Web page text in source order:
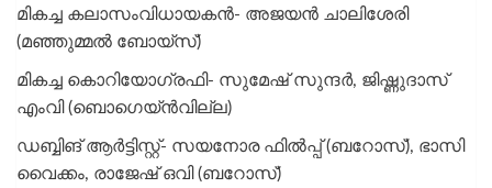
മികച്ച കലാസംവിധായകൻ- അജയൻ ചാലിശേരി
(മഞ്ഞുമ്മൽ ബോയ്സ്)
മികച്ച കൊറിയോഗ്രഫി- സുമേഷ് സുന്ദര്‍, ജിഷ്ണുദാസ്
എംവി (ബൊഗെയ്ന്‍വില്ല)
ഡബ്ബിങ് ആര്‍ട്ടിസ്റ്റ്- സയനോര ഫില്‍പ്പ് (ബറോസ്), ഭാസി
വൈക്കം, രാജേഷ് ഒവി (ബറോസ്)